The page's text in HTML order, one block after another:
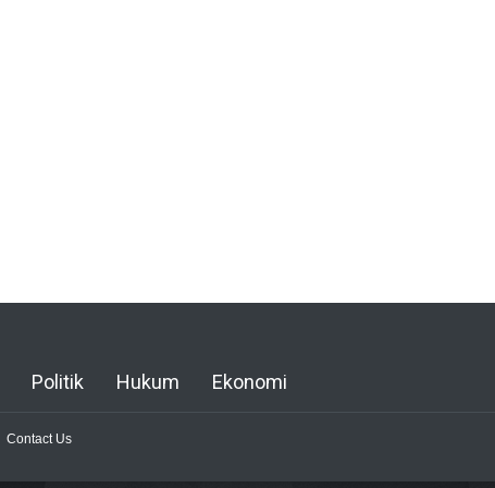
Politik Hukum Ekonomi
Contact Us